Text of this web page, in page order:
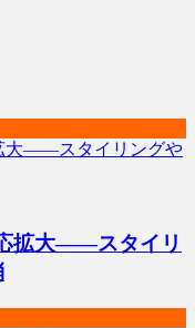
拡大――スタイリ